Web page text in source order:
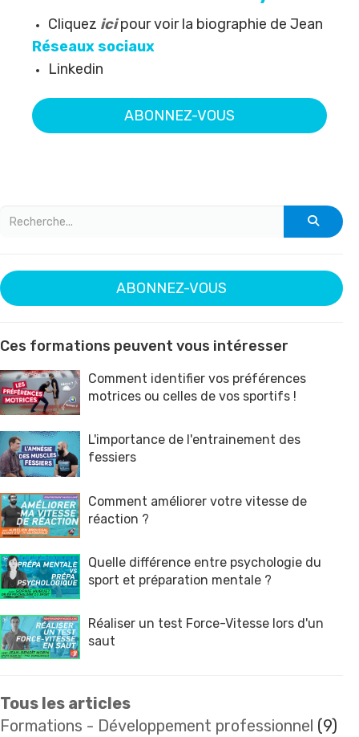
Cliquez icipour voir la biographie de Jean
Réseaux sociaux
Linkedin
ABONNEZ-VOUS
ABONNEZ-VOUS
Ces formations peuvent vous intéresser
Comment identifier vos préférences
motrices ou celles de vos sportifs !
L'importance de l'entrainement des
fessiers
Comment améliorer votre vitesse de
réaction ?
Quelle différence entre psychologie du
sport et préparation mentale ?
Réaliser un test Force-Vitesse lors d'un
saut
Tous les articles
Formations - Développement professionnel (9)